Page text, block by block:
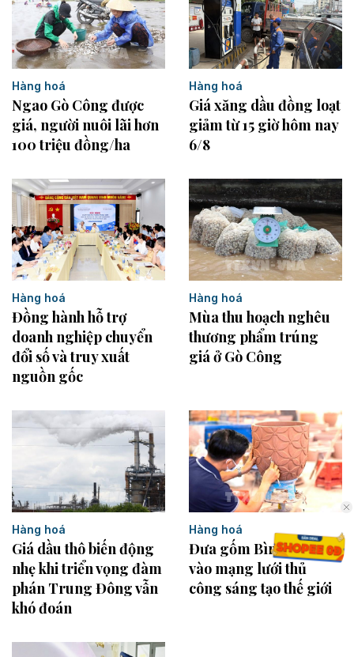
Hàng hoá
Ngao Gò Công được
giá, người nuôi lãi hơn
100 triệu đồng/ha
Hàng hoá
Giá xăng dầu đồng loạt
giảm từ 15 giờ hôm nay
6/8
Hàng hoá
Đồng hành hỗ trợ
doanh nghiệp chuyển
đổi số và truy xuất
nguồn gốc
Hàng hoá
Mùa thu hoạch nghêu
thương phẩm trúng
giá ở Gò Công
Hàng hoá
Giá dầu thô biến động
nhẹ khi triển vọng đàm
phán Trung Đông vẫn
khó đoán
Hàng hoá
Đưa gốm Bình Dương
vào mạng lưới thủ
công sáng tạo thế giới